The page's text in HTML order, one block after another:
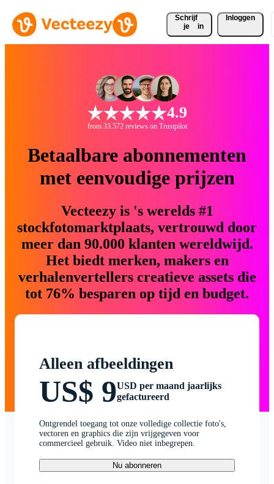
Schrijf
je
in
Inloggen
4.9
from 33.572 reviews on Trustpilot
Betaalbare abonnementen
met eenvoudige prijzen
Vecteezy is 's werelds #1
stockfotomarktplaats, vertrouwd door
meer dan 90.000 klanten wereldwijd.
Het biedt merken, makers en
verhalenvertellers creatieve assets die
tot 76% besparen op tijd en budget.
Alleen afbeeldingen
US$ 9USD per maand jaarlijks
gefactureerd
Ontgrendel toegang tot onze volledige collectie foto's,
vectoren en graphics die zijn vrijgegeven voor
commercieel gebruik. Video niet inbegrepen.
Nu abonneren